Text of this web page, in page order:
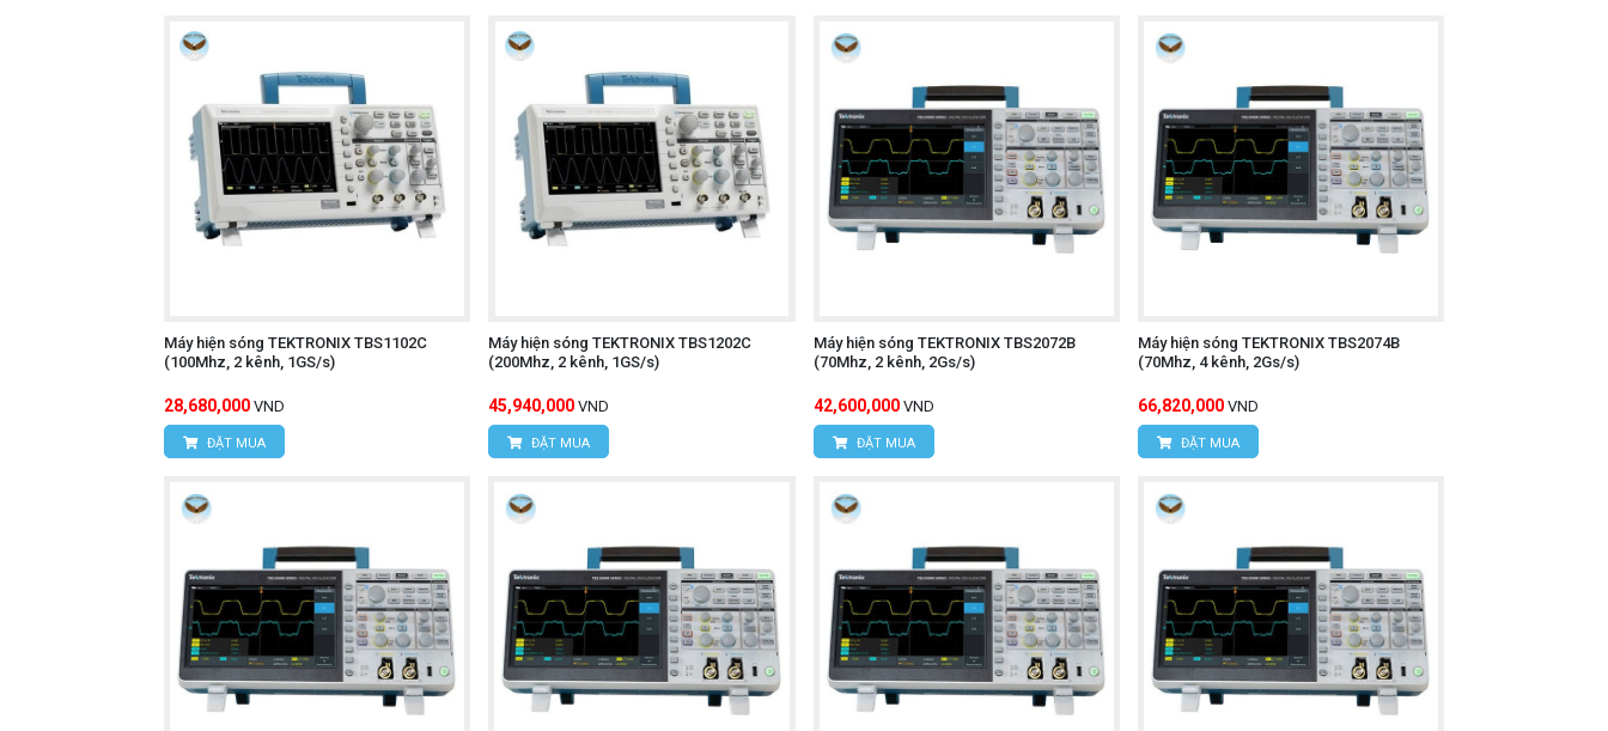
Máy hiện sóng TEKTRONIX TBS1102C
(100Mhz, 2 kênh, 1GS/s)
28,680,000 VND
ĐẶT MUA
Máy hiện sóng TEKTRONIX TBS1202C
(200Mhz, 2 kênh, 1GS/s)
45,940,000 VND
ĐẶT MUA
Máy hiện sóng TEKTRONIX TBS2072B
(70Mhz, 2 kênh, 2Gs/s)
42,600,000 VND
ĐẶT MUA
Máy hiện sóng TEKTRONIX TBS2074B
(70Mhz, 4 kênh, 2Gs/s)
66,820,000 VND
ĐẶT MUA